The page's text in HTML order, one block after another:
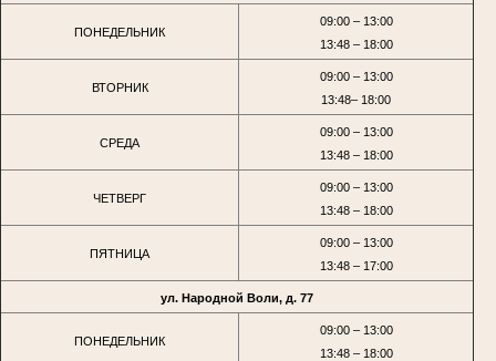
ПОНЕДЕЛЬНИК
09:00 – 13:00
13:48 – 18:00
ВТОРНИК
09:00 – 13:00
13:48– 18:00
СРЕДА
09:00 – 13:00
13:48 – 18:00
ЧЕТВЕРГ
09:00 – 13:00
13:48 – 18:00
ПЯТНИЦА
09:00 – 13:00
13:48 – 17:00
ул. Народной Воли, д. 77
ПОНЕДЕЛЬНИК
09:00 – 13:00
13:48 – 18:00